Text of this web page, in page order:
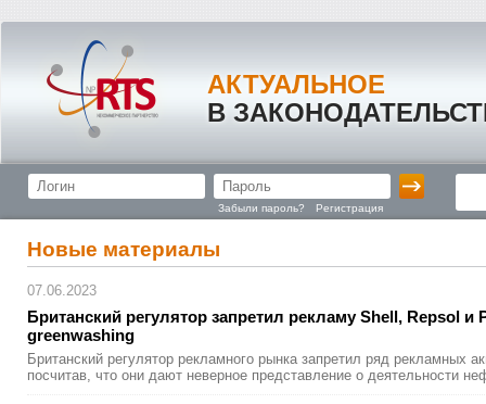
АКТУАЛЬНОЕ
В
Забыли пароль? Регистрация
Новые материалы
07.06.2023
Британский регулятор запретил рекламу Shell, Repsol
greenwashi­ng
Британский регулятор рекламного рынка запретил ряд рекламных
посчитав, что они дают неверное представление о деятельности